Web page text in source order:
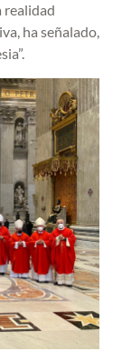
realidad
ha señalado,